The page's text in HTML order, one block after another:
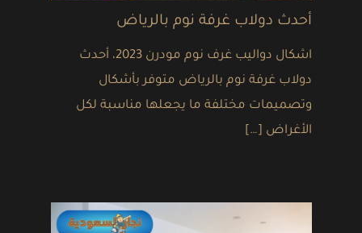
أحدث دولاب غرفة نوم بالرياض
اشكال دواليب غرف نوم مودرن 2023، أحدث
دولاب غرفة نوم بالرياض متوفر بأشكال
وتصميمات مختلفة ما يجعلها مناسبة لكل
الأغراض […]